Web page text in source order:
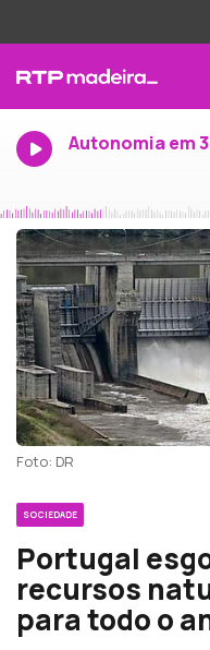
Autonomia em
Foto: DR
SOCIEDADE
Portugal
recursos
para todo o